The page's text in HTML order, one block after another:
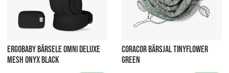
ERGOBABY BÄRSELE OMNI DELUXE
MESH ONYX BLACK
CORACOR BÄRSJAL TINYFLOWER
GREEN